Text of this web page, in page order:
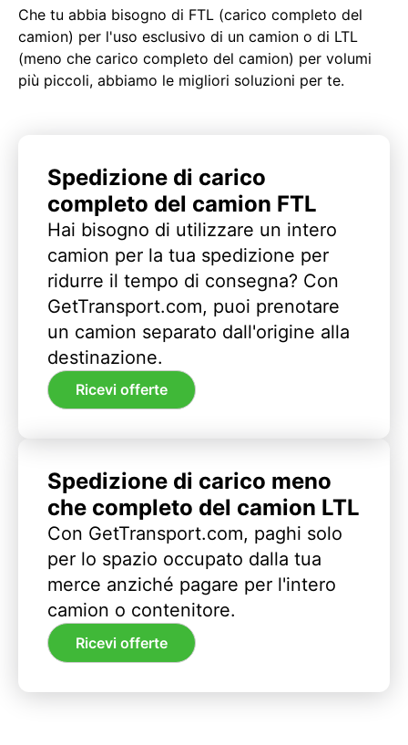
Che tu abbia bisogno di FTL (carico completo del
camion) per l'uso esclusivo di un camion o di LTL
(meno che carico completo del camion) per volumi
più piccoli, abbiamo le migliori soluzioni per te.
Spedizione di carico
completo del camion FTL
Hai bisogno di utilizzare un intero
camion per la tua spedizione per
ridurre il tempo di consegna? Con
GetTransport.com, puoi prenotare
un camion separato dall'origine alla
destinazione.
Ricevi offerte
Spedizione di carico meno
che completo del camion LTL
Con GetTransport.com, paghi solo
per lo spazio occupato dalla tua
merce anziché pagare per l'intero
camion o contenitore.
Ricevi offerte